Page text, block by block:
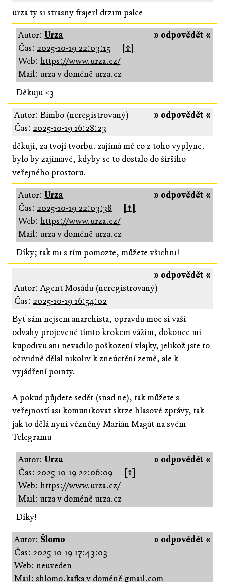
urza ty si strasny frajer! drzim palce
» odpovědět «
Autor:Urza
Čas: 2025-10-19 22:03:15
[↑]
Web:https://www.urza.cz/
Mail: urza v doméně urza.cz
Děkuju <3
» odpovědět «
Autor: Bimbo (neregistrovaný)
Čas: 2025-10-19 16:28:23
děkuji, za tvojí tvorbu. zajímá mě co z toho vyplyne.
bylo by zajímavé, kdyby se to dostalo do širšího
veřejného prostoru.
» odpovědět «
Autor:Urza
Čas: 2025-10-19 22:03:38
[↑]
Web:https://www.urza.cz/
Mail: urza v doméně urza.cz
Díky; tak mi s tím pomozte, můžete všichni!
» odpovědět «
Autor: Agent Mosádu (neregistrovaný)
Čas: 2025-10-19 16:54:02
Byť sám nejsem anarchista, opravdu moc si vaší
odvahy projevené tímto krokem vážím, dokonce mi
kupodivu ani nevadilo poškození vlajky, jelikož jste to
očividně dělal nikoliv k zneúctění země, ale k
vyjádření pointy.
A pokud půjdete sedět (snad ne), tak můžete s
veřejností asi komunikovat skrze hlasové zprávy, tak
jak to dělá nyní vězněný Marián Magát na svém
Telegramu
» odpovědět «
Autor:Urza
Čas: 2025-10-19 22:06:09
[↑]
Web:https://www.urza.cz/
Mail: urza v doméně urza.cz
Díky!
» odpovědět «
Autor: Šlomo
Čas: 2025-10-19 17:43:03
Web: neuveden
Mail: shlomo.kafka v doméně gmail.com